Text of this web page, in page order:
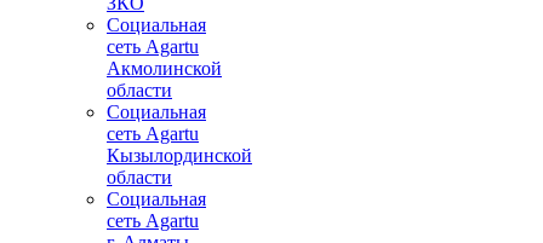
Социальная
сеть Agartu
Акмолинской
области
Социальная
сеть Agartu
Кызылординской
области
Социальная
сеть Agartu